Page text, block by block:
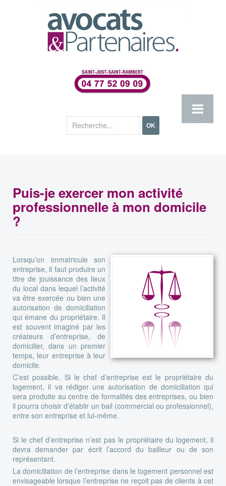
OK
Puis-je exercer mon activité
professionnelle à mon domicile
?
Lorsqu’on immatricule son
entreprise, il faut produire un
titre de jouissance des lieux
du local dans lequel l’activité
va être exercée ou bien une
autorisation de domiciliation
qui émane du propriétaire. Il
est souvent imaginé par les
créateurs d’entreprise, de
domicilier, dans un premier
temps, leur entreprise à leur
domicile.
C’est possible. Si le chef d’entreprise est le propriétaire du
logement, il va rédiger une autorisation de domiciliation qui
sera produite au centre de formalités des entreprises, ou bien
il pourra choisir d’établir un bail (commercial ou professionnel),
entre son entreprise et lui-même.
Si le chef d’entreprise n’est pas le propriétaire du logement, il
devra demander par écrit l’accord du bailleur ou de son
représentant.
La domiciliation de l’entreprise dans le logement personnel est
envisageable lorsque l’entreprise ne reçoit pas de clients à cet